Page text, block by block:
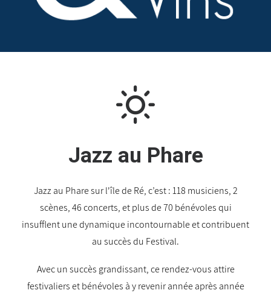
Jazz au Phare
Jazz au Phare sur l'île de Ré, c’est : 118 musiciens, 2
scènes, 46 concerts, et plus de 70 bénévoles qui
insufflent une dynamique incontournable et contribuent
au succès du Festival.
Avec un succès grandissant, ce rendez-vous attire
festivaliers et bénévoles à y revenir année après année